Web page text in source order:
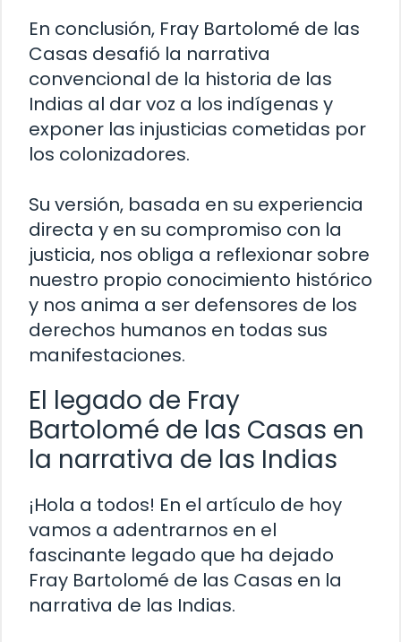
En conclusión, Fray Bartolomé de las
Casas desafió la narrativa
convencional de la historia de las
Indias al dar voz a los indígenas y
exponer las injusticias cometidas por
los colonizadores.
Su versión, basada en su experiencia
directa y en su compromiso con la
justicia, nos obliga a reflexionar sobre
nuestro propio conocimiento histórico
y nos anima a ser defensores de los
derechos humanos en todas sus
manifestaciones.
El legado de Fray
Bartolomé de las Casas en
la narrativa de las Indias
¡Hola a todos! En el artículo de hoy
vamos a adentrarnos en el
fascinante legado que ha dejado
Fray Bartolomé de las Casas en la
narrativa de las Indias.